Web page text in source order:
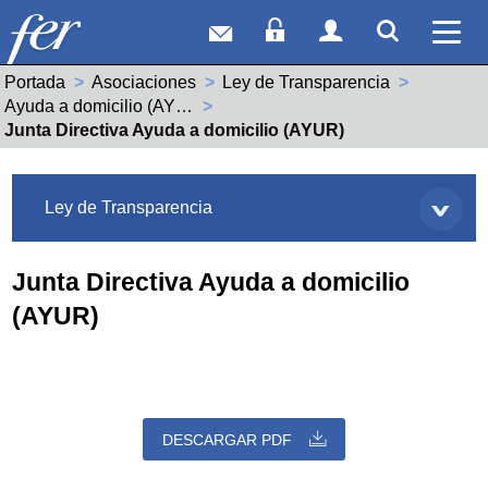
Correo webAcceso Socios
Acceso
Portada Asociaciones
Ley de Transparencia
Ayuda a domicilio (AYUR)
Actual:
Junta Directiva Ayuda a domicilio (AYUR)
Ley de Transparencia
Junta Directiva Ayuda a domicilio
(AYUR)
DESCARGAR PDF